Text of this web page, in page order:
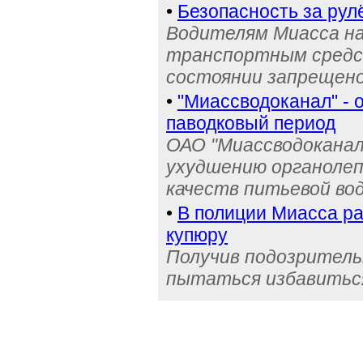
• Безопасность за
Водителям Миасса
транспортным
состоянии
• "Миассводоканал" -
паводковый период
ОАО
ухудшению
качеств питьевой
• В полиции Миасса
купюру
Получив
пытаться